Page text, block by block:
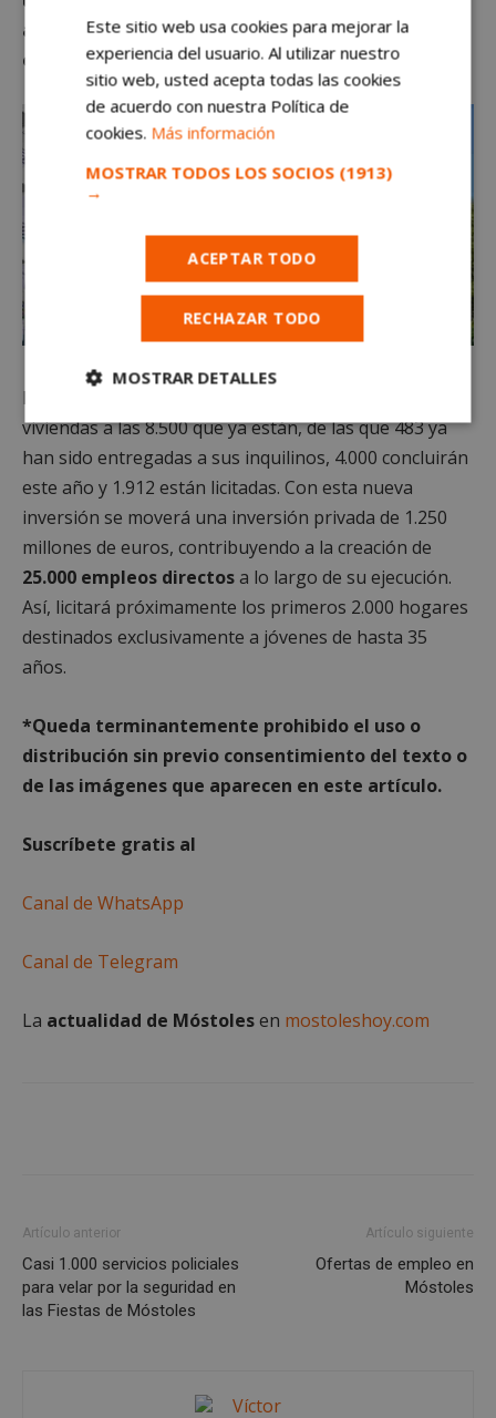
ajardinadas, piscina, trastero y plaza de garaje,
entre otros servicios.
El Ejecutivo autonómico suma estas 2.000 nuevas
viviendas a las 8.500 que ya están, de las que 483 ya
han sido entregadas a sus inquilinos, 4.000 concluirán
este año y 1.912 están licitadas. Con esta nueva
inversión se moverá una inversión privada de 1.250
millones de euros, contribuyendo a la creación de
25.000 empleos directosa lo largo de su ejecución.
Así, licitará próximamente los primeros 2.000 hogares
destinados exclusivamente a jóvenes de hasta 35
años.
*Queda terminantemente prohibido el uso o
distribución sin previo consentimiento del texto o
de las imágenes que aparecen en este artículo.
Suscríbete gratis al
Canal de WhatsApp
Canal de Telegram
La actualidad de Móstolesen mostoleshoy.com
Artículo anterior
Casi 1.000 servicios policiales
para velar por la seguridad en
las Fiestas de Móstoles
Artículo siguiente
Ofertas de empleo en
Móstoles
Este sitio web usa cookies para mejorar la
experiencia del usuario. Al utilizar nuestro
sitio web, usted acepta todas las cookies
de acuerdo con nuestra Política de
cookies. Más información
MOSTRAR TODOS LOS SOCIOS (1913)
→
ACEPTAR TODO
RECHAZAR TODO
MOSTRAR DETALLES
Cookies
estrictamente
necesarias
Cookies de
rendimiento
Cookies de
preferencias
Cookies de
funcionalidad
Cookies no clasificadas
Cookies de rendimiento
Cookies de funcionalidad
Las cookies estrictamente necesarias permiten la
El sitio web no se puede utilizar correctamente sin